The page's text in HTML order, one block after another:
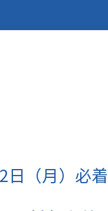
日（月）必着